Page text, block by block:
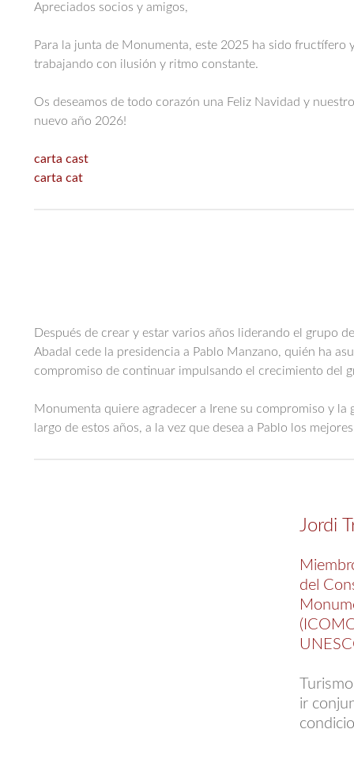
Apreciados socios y amigos,
Para la junta de Monumenta, este 2025 ha sido fructífero
trabajando con ilusión y ritmo constante.
Os deseamos de todo corazón una Feliz Navidad y
nuevo año 2026!
carta cast
carta cat
Después de crear y estar varios años liderando el grupo
Abadal cede la presidencia a Pablo Manzano, quién ha
compromiso de continuar impulsando el crecimiento del
Monumenta quiere agradecer a Irene su compromiso y la
largo de estos años, a la vez que desea a Pablo los
Jordi
del
ir